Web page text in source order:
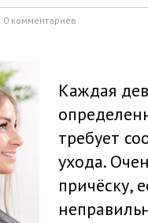
0 комментариев
Каждая
требует
ухода.
причёску,